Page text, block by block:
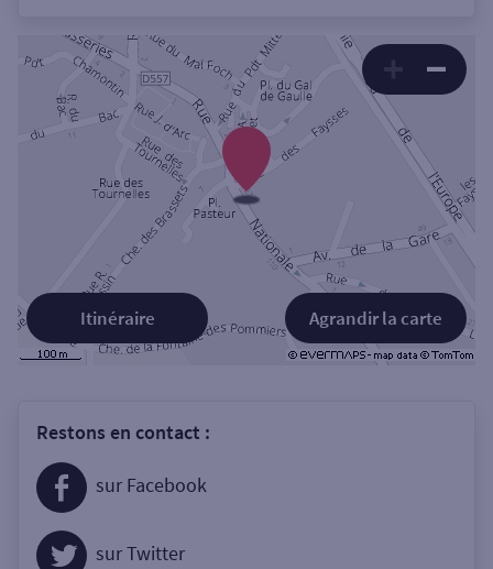
Agrandir la carte
Itinéraire
Restons en contact :
sur Facebook
sur Twitter